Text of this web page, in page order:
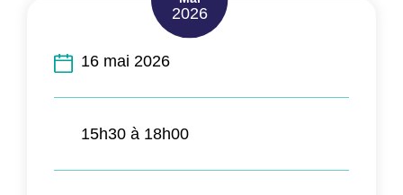
2026
16 mai 2026
15h30 à 18h00